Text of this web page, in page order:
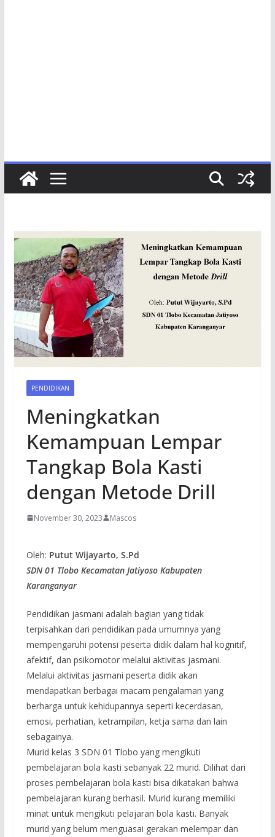
PENDIDIKAN
Meningkatkan
Kemampuan Lempar
Tangkap Bola Kasti
dengan Metode Drill
November 30, 2023 Mascos
Oleh: Putut Wijayarto, S.Pd
SDN 01 Tlobo Kecamatan Jatiyoso Kabupaten
Karanganyar
Pendidikan jasmani adalah bagian yang tidak
terpisahkan dari pendidikan pada umumnya yang
mempengaruhi potensi peserta didik dalam hal kognitif,
afektif, dan psikomotor melalui aktivitas jasmani.
Melalui aktivitas jasmani peserta didik akan
mendapatkan berbagai macam pengalaman yang
berharga untuk kehidupannya seperti kecerdasan,
emosi, perhatian, ketrampilan, ketja sama dan lain
sebagainya.
Murid kelas 3 SDN 01 Tlobo yang mengikuti
pembelajaran bola kasti sebanyak 22 murid. Dilihat dari
proses pembelajaran bola kasti bisa dikatakan bahwa
pembelajaran kurang berhasil. Murid kurang memiliki
minat untuk mengikuti pelajaran bola kasti. Banyak
murid yang belum menguasai gerakan melempar dan